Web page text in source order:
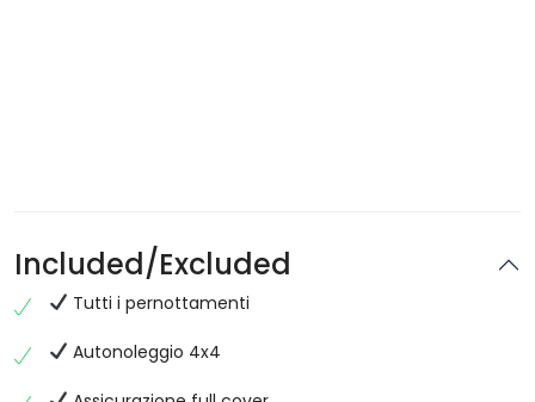
Included/Excluded
Tutti i pernottamenti
Autonoleggio 4x4